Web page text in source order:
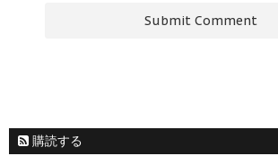
購読する